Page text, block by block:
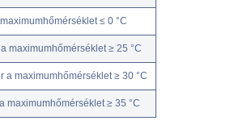
≤ 0 °C
maximumhőmérséklet ≥ 25 °C
a maximumhőmérséklet ≥ 30 °C
maximumhőmérséklet ≥ 35 °C